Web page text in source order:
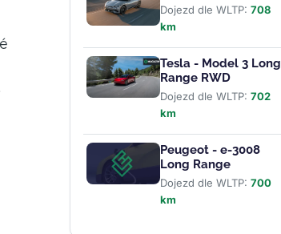
Dojezd dle WLTP: 708
km
Tesla - Model 3 Long
Range RWD
Dojezd dle WLTP: 702
km
Peugeot - e-3008
Long Range
Dojezd dle WLTP: 700
km